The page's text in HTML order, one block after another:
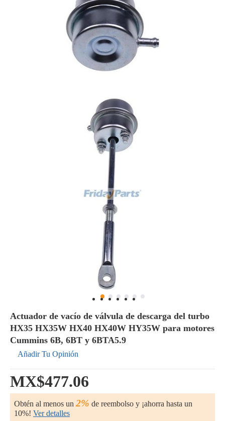
Actuador de vacío de válvula de descarga del turbo
HX35 HX35W HX40 HX40W HY35W para motores
Cummins 6B, 6BT y 6BTA5.9
Añadir Tu Opinión
MX$477.06
Obtén al menos un 2% de reembolso y ¡ahorra hasta un
10%! Ver detalles